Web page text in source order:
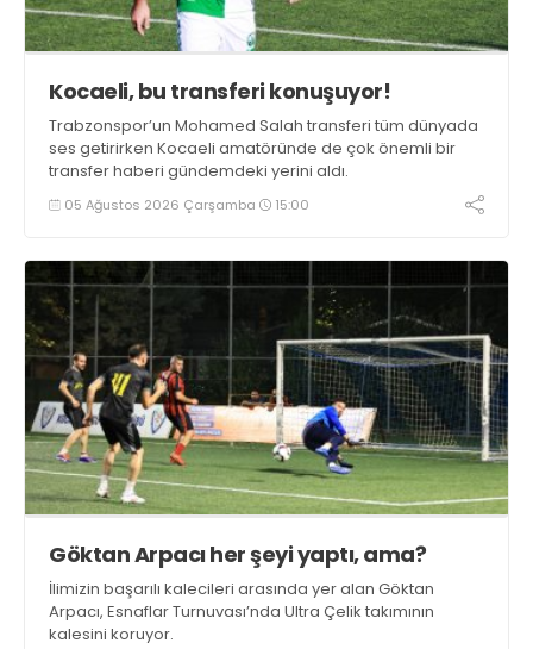
Kocaeli, bu transferi konuşuyor!
Trabzonspor’un Mohamed Salah transferi tüm dünyada
ses getirirken Kocaeli amatöründe de çok önemli bir
transfer haberi gündemdeki yerini aldı.
05 Ağustos 2026 Çarşamba 15:00
Göktan Arpacı her şeyi yaptı, ama?
İlimizin başarılı kalecileri arasında yer alan Göktan
Arpacı, Esnaflar Turnuvası’nda Ultra Çelik takımının
kalesini koruyor.